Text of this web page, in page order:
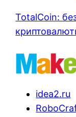
TotalCoin:
idea2.ru